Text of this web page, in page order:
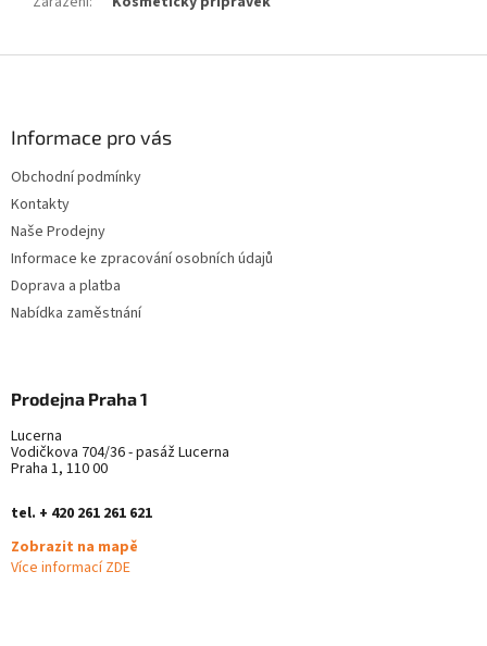
Informace pro vás
Obchodní podmínky
Kontakty
Naše Prodejny
Informace ke zpracování osobních údajů
Doprava a platba
Nabídka zaměstnání
Prodejna Praha 1
Lucerna
Vodičkova 704/36 - pasáž Lucerna
Praha 1, 110 00
tel. + 420 261 261 621
Zobrazit na mapě
Více informací ZDE